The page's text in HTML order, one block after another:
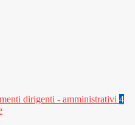
dirigenti - amministrativi 4